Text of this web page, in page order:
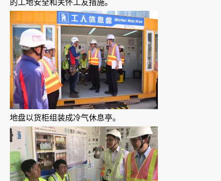
的工地安全和关怀工友措施。
地盘以货柜组装成冷气休息亭。